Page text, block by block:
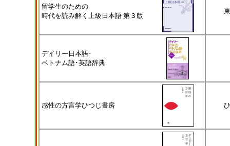
留学生のための
時代を読み解く上級日本語 第３版
デイリー日本語･
ベトナム語･英語辞典
感性の方言学ひつじ書房